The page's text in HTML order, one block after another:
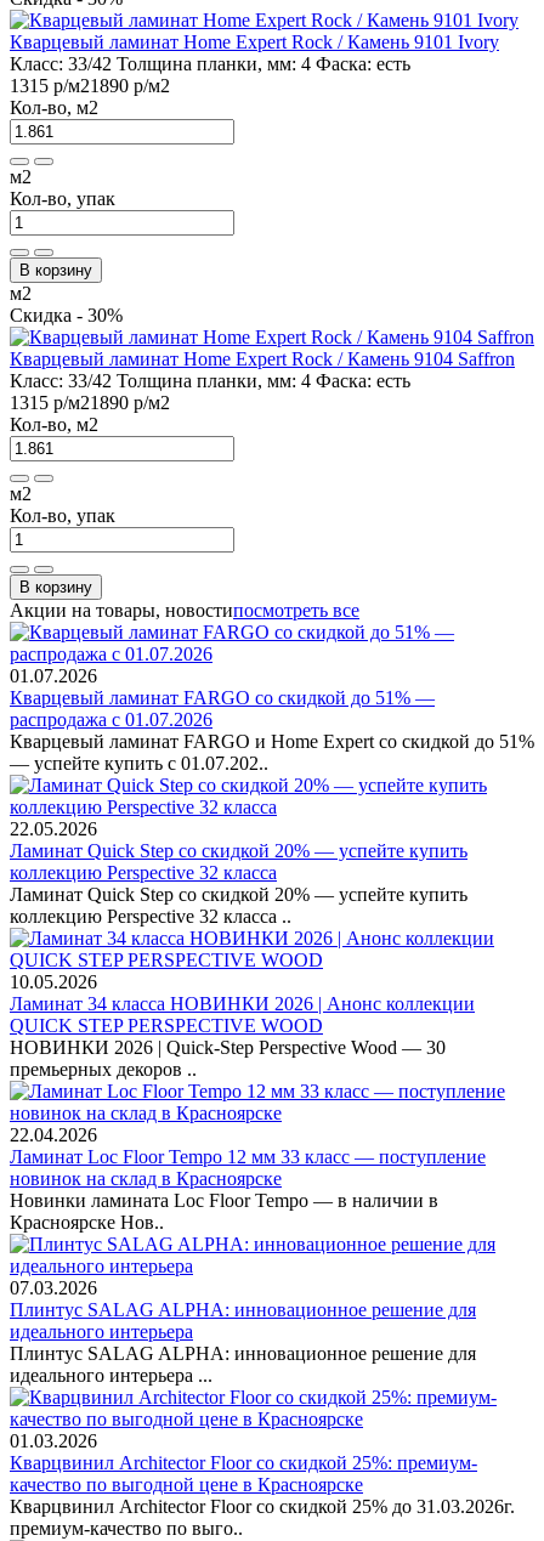
Кварцевый ламинат Home Expert Rock / Камень 9101 Ivory
Класс: 33/42 Толщина планки, мм: 4 Фаска: есть
1315 р/м21890 р/м2
Кол-во, м2
м2
Кол-во, упак
В корзину
м2
Скидка - 30%
Кварцевый ламинат Home Expert Rock / Камень 9104 Saffron
Класс: 33/42 Толщина планки, мм: 4 Фаска: есть
1315 р/м21890 р/м2
Кол-во, м2
м2
Кол-во, упак
В корзину
Акции на товары, новостипосмотреть все
01.07.2026
Кварцевый ламинат FARGO со скидкой до 51% —
распродажа с 01.07.2026
Кварцевый ламинат FARGO и Home Expert со скидкой до 51%
— успейте купить с 01.07.202..
22.05.2026
Ламинат Quick Step со скидкой 20% — успейте купить
коллекцию Perspective 32 класса
Ламинат Quick Step со скидкой 20% — успейте купить
коллекцию Perspective 32 класса ..
10.05.2026
Ламинат 34 класса НОВИНКИ 2026 | Анонс коллекции
QUICK STEP PERSPECTIVE WOOD
НОВИНКИ 2026 | Quick-Step Perspective Wood — 30
премьерных декоров ..
22.04.2026
Ламинат Loc Floor Tempo 12 мм 33 класс — поступление
новинок на склад в Красноярске
Новинки ламината Loc Floor Tempo — в наличии в
Красноярске Нов..
07.03.2026
Плинтус SALAG ALPHA: инновационное решение для
идеального интерьера
Плинтус SALAG ALPHA: инновационное решение для
идеального интерьера ...
01.03.2026
Кварцвинил Architector Floor со скидкой 25%: премиум-
качество по выгодной цене в Красноярске
Кварцвинил Architector Floor со скидкой 25% до 31.03.2026г.
премиум-качество по выго..